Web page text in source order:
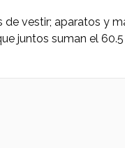
vestir; aparatos y
juntos suman el